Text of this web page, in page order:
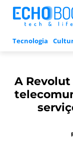
Tecnologia
A